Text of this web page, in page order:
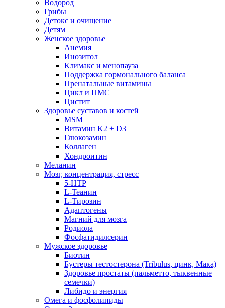
Водород
Грибы
Детокс и очищение
Детям
Женское здоровье
Анемия
Инозитол
Климакс и менопауза
Поддержка гормонального баланса
Пренатальные витамины
Цикл и ПМС
Цистит
Здоровье суставов и костей
MSM
Витамин K2 + D3
Глюкозамин
Коллаген
Хондроитин
Меланин
Мозг, концентрация, стресс
5-HTP
L-Теанин
L-Тирозин
Адаптогены
Магний для мозга
Родиола
Фосфатидилсерин
Мужское здоровье
Биотин
Бустеры тестостерона (Tribulus, цинк, Мака)
Здоровье простаты (пальметто, тыквенные
семечки)
Либидо и энергия
Омега и фосфолипиды